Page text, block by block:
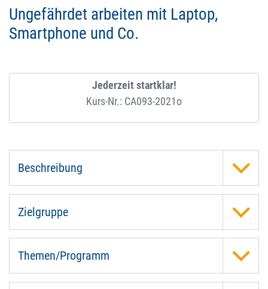
Ungefährdet arbeiten mit Laptop,
Smartphone und Co.
Jederzeit startklar!
Kurs-Nr.: CA093-2021o
Beschreibung
Zielgruppe
Themen/Programm